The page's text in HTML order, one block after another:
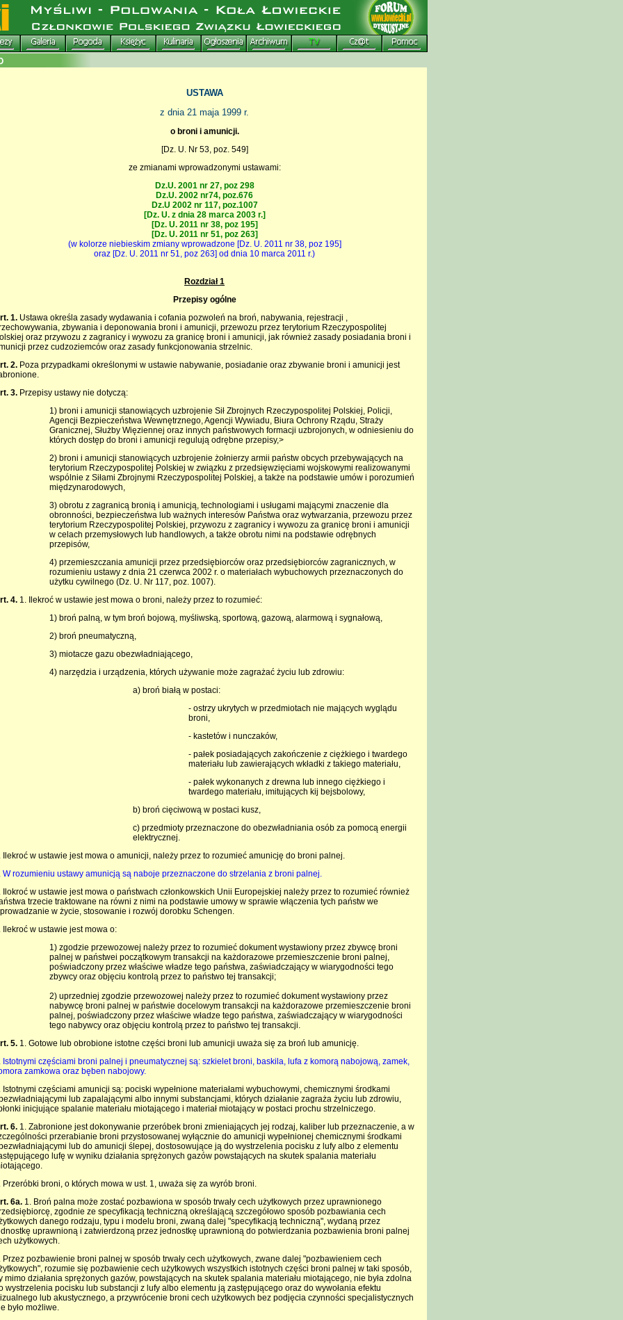
USTAWA
z dnia 21 maja 1999 r.
o broni i amunicji.
[Dz. U. Nr 53, poz. 549]
ze zmianami wprowadzonymi ustawami:
Dz.U. 2001 nr 27, poz 298
Dz.U. 2002 nr74, poz.676
Dz.U 2002 nr 117, poz.1007
[Dz. U. z dnia 28 marca 2003 r.]
[Dz. U. 2011 nr 38, poz 195]
[Dz. U. 2011 nr 51, poz 263]
(w kolorze niebieskim zmiany wprowadzone [Dz. U. 2011 nr 38, poz 195]
oraz [Dz. U. 2011 nr 51, poz 263] od dnia 10 marca 2011 r.)
Rozdział 1
Przepisy ogólne
1. Ustawa określa zasady wydawania i cofania pozwoleń na broń, nabywania, rejestracji ,
zbywania i deponowania broni i amunicji, przewozu przez terytorium Rzeczypospolitej
oraz przywozu z zagranicy i wywozu za granicę broni i amunicji, jak również zasady posiadania broni i
przez cudzoziemców oraz zasady funkcjonowania strzelnic.
2. Poza przypadkami określonymi w ustawie nabywanie, posiadanie oraz zbywanie broni i amunicji jest
3. Przepisy ustawy nie dotyczą:
1) broni i amunicji stanowiących uzbrojenie Sił Zbrojnych Rzeczypospolitej Polskiej, Policji,
Agencji Bezpieczeństwa Wewnętrznego, Agencji Wywiadu, Biura Ochrony Rządu, Straży
Granicznej, Służby Więziennej oraz innych państwowych formacji uzbrojonych, w odniesieniu do
których dostęp do broni i amunicji regulują odrębne przepisy,>
2) broni i amunicji stanowiących uzbrojenie żołnierzy armii państw obcych przebywających na
terytorium Rzeczypospolitej Polskiej w związku z przedsięwzięciami wojskowymi realizowanymi
wspólnie z Siłami Zbrojnymi Rzeczypospolitej Polskiej, a także na podstawie umów i porozumień
międzynarodowych,
3) obrotu z zagranicą bronią i amunicją, technologiami i usługami mającymi znaczenie dla
obronności, bezpieczeństwa lub ważnych interesów Państwa oraz wytwarzania, przewozu przez
terytorium Rzeczypospolitej Polskiej, przywozu z zagranicy i wywozu za granicę broni i amunicji
w celach przemysłowych lub handlowych, a także obrotu nimi na podstawie odrębnych
przepisów,
4) przemieszczania amunicji przez przedsiębiorców oraz przedsiębiorców zagranicznych, w
rozumieniu ustawy z dnia 21 czerwca 2002 r. o materiałach wybuchowych przeznaczonych do
użytku cywilnego (Dz. U. Nr 117, poz. 1007).
4. 1. Ilekroć w ustawie jest mowa o broni, należy przez to rozumieć:
1) broń palną, w tym broń bojową, myśliwską, sportową, gazową, alarmową i sygnałową,
2) broń pneumatyczną,
3) miotacze gazu obezwładniającego,
4) narzędzia i urządzenia, których używanie może zagrażać życiu lub zdrowiu:
a) broń białą w postaci:
- ostrzy ukrytych w przedmiotach nie mających wyglądu
broni,
- kastetów i nunczaków,
- pałek posiadających zakończenie z ciężkiego i twardego
materiału lub zawierających wkładki z takiego materiału,
- pałek wykonanych z drewna lub innego ciężkiego i
twardego materiału, imitujących kij bejsbolowy,
b) broń cięciwową w postaci kusz,
c) przedmioty przeznaczone do obezwładniania osób za pomocą energii
elektrycznej.
Ilekroć w ustawie jest mowa o amunicji, należy przez to rozumieć amunicję do broni palnej.
W rozumieniu ustawy amunicją są naboje przeznaczone do strzelania z broni palnej.
Ilokroć w ustawie jest mowa o państwach członkowskich Unii Europejskiej należy przez to rozumieć również
trzecie traktowane na równi z nimi na podstawie umowy w sprawie włączenia tych państw we
w życie, stosowanie i rozwój dorobku Schengen.
Ilekroć w ustawie jest mowa o:
1) zgodzie przewozowej należy przez to rozumieć dokument wystawiony przez zbywcę broni
palnej w państwei początkowym transakcji na każdorazowe przemieszczenie broni palnej,
poświadczony przez właściwe władze tego państwa, zaświadczający w wiarygodności tego
zbywcy oraz objęciu kontrolą przez to państwo tej transakcji;
2) uprzedniej zgodzie przewozowej należy przez to rozumieć dokument wystawiony przez
nabywcę broni palnej w państwie docelowym transakcji na każdorazowe przemieszczenie broni
palnej, poświadczony przez właściwe władze tego państwa, zaświadczający w wiarygodności
tego nabywcy oraz objęciu kontrolą przez to państwo tej transakcji.
5. 1. Gotowe lub obrobione istotne części broni lub amunicji uważa się za broń lub amunicję.
Istotnymi częściami broni palnej i pneumatycznej są: szkielet broni, baskila, lufa z komorą nabojową, zamek,
zamkowa oraz bęben nabojowy.
Istotnymi częściami amunicji są: pociski wypełnione materiałami wybuchowymi, chemicznymi środkami
lub zapalającymi albo innymi substancjami, których działanie zagraża życiu lub zdrowiu,
inicjujące spalanie materiału miotającego i materiał miotający w postaci prochu strzelniczego.
6. 1. Zabronione jest dokonywanie przeróbek broni zmieniających jej rodzaj, kaliber lub przeznaczenie, a w
przerabianie broni przystosowanej wyłącznie do amunicji wypełnionej chemicznymi środkami
lub do amunicji ślepej, dostosowujące ją do wystrzelenia pocisku z lufy albo z elementu
lufę w wyniku działania sprężonych gazów powstających na skutek spalania materiału
Przeróbki broni, o których mowa w ust. 1, uważa się za wyrób broni.
6a. 1. Broń palna może zostać pozbawiona w sposób trwały cech użytkowych przez uprawnionego
zgodnie ze specyfikacją techniczną określającą szczegółowo sposób pozbawiania cech
danego rodzaju, typu i modelu broni, zwaną dalej "specyfikacją techniczną", wydaną przez
uprawnioną i zatwierdzoną przez jednostkę uprawnioną do potwierdzania pozbawienia broni palnej
użytkowych.
Przez pozbawienie broni palnej w sposób trwały cech użytkowych, zwane dalej "pozbawieniem cech
rozumie się pozbawienie cech użytkowych wszystkich istotnych części broni palnej w taki sposób,
mimo działania sprężonych gazów, powstających na skutek spalania materiału miotającego, nie była zdolna
wystrzelenia pocisku lub substancji z lufy albo elementu ją zastępującego oraz do wywołania efektu
lub akustycznego, a przywrócenie broni cech użytkowych bez podjęcia czynności specjalistycznych
było możliwe.